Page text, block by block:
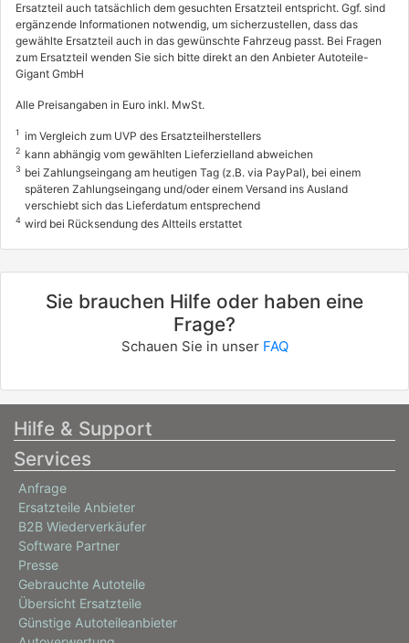
Ersatzteil auch tatsächlich dem gesuchten Ersatzteil entspricht. Ggf. sind
ergänzende Informationen notwendig, um sicherzustellen, dass das
gewählte Ersatzteil auch in das gewünschte Fahrzeug passt. Bei Fragen
zum Ersatzteil wenden Sie sich bitte direkt an den Anbieter Autoteile-
Gigant GmbH
Alle Preisangaben in Euro inkl. MwSt.
1 im Vergleich zum UVP des Ersatzteilherstellers
2 kann abhängig vom gewählten Lieferzielland abweichen
3 bei Zahlungseingang am heutigen Tag (z.B. via PayPal), bei einem
späteren Zahlungseingang und/oder einem Versand ins Ausland
verschiebt sich das Lieferdatum entsprechend
4 wird bei Rücksendung des Altteils erstattet
Sie brauchen Hilfe oder haben eine
Frage?
Schauen Sie in unser FAQ
Hilfe & Support
Services
Anfrage
Ersatzteile Anbieter
B2B Wiederverkäufer
Software Partner
Presse
Gebrauchte Autoteile
Übersicht Ersatzteile
Günstige Autoteileanbieter